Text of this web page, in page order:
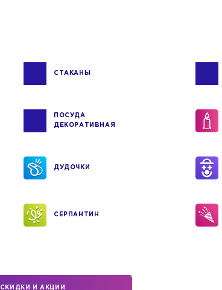
СТАКАНЫ
ПОСУДА
ДЕКОРАТИВНАЯ
ДУДОЧКИ
СЕРПАНТИН
СКИДКИ И АКЦИИ